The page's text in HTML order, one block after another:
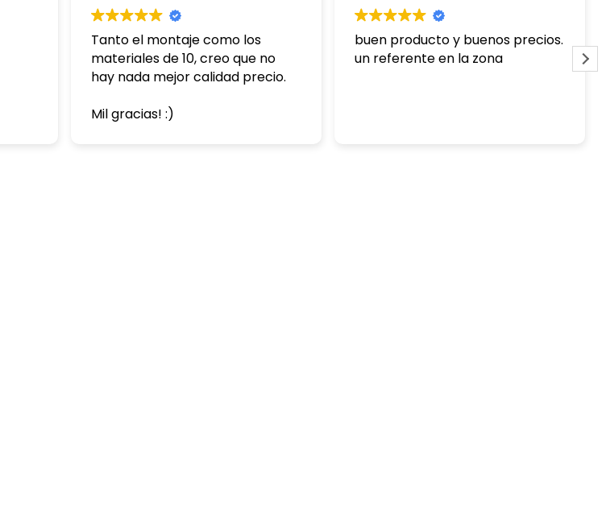
Tanto el montaje como los
materiales de 10, creo que no
hay nada mejor calidad precio.
Mil gracias! :)
buen producto y buenos precios.
un referente en la zona